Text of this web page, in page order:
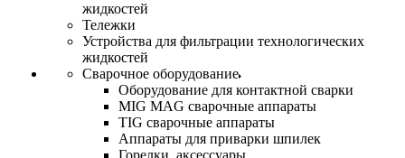
жидкостей
Тележки
Устройства для фильтрации технологических
жидкостей
Сварочное оборудование
Оборудование для контактной сварки
MIG MAG сварочные аппараты
TIG сварочные аппараты
Аппараты для приварки шпилек